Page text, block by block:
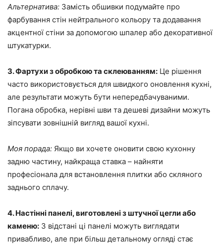
Альтернатива: Замість обшивки подумайте про
фарбування стін нейтрального кольору та додавання
акцентної стіни за допомогою шпалер або декоративної
штукатурки.
3. Фартухи з обробкою та склеюванням: Це рішення
часто використовується для швидкого оновлення кухні,
але результати можуть бути непередбачуваними.
Погана обробка, нерівні шви та дешеві дизайни можуть
зіпсувати зовнішній вигляд вашої кухні.
Моя порада: Якщо ви хочете оновити свою кухонну
задню частину, найкраща ставка – найняти
професіонала для встановлення плитки або скляного
заднього сплачу.
4. Настінні панелі, виготовлені з штучної цегли або
каменю: З відстані ці панелі можуть виглядати
привабливо, але при більш детальному огляді стає